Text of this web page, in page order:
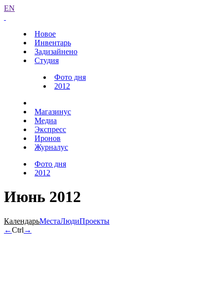
EN
Новое
Инвентарь
Задизайнено
Студия
Фото дня
2012
Магазинус
Медиа
Экспресс
Иронов
Журналус
Фото дня
2012
Июнь 2012
КалендарьМестаЛюдиПроекты
←Ctrl →